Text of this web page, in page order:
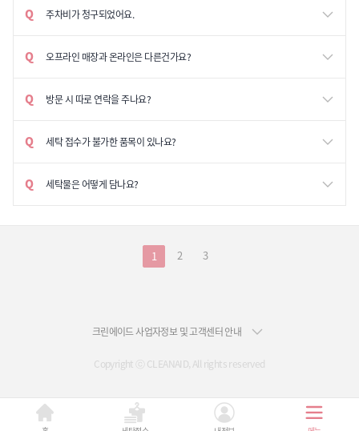
주차비가 청구되었어요.
오프라인 매장과 온라인은 다른건가요?
방문 시 따로 연락을 주나요?
세탁 접수가 불가한 품목이 있나요?
세탁물은 어떻게 담나요?
1 2 3
크린에이드 사업자정보 및 고객센터 안내
Copyright ⓒ CLEANAID, All rights reserved